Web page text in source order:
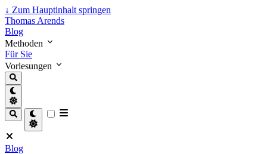
↓ Zum Hauptinhalt springen
Thomas Arends
Blog
Methoden
Für Sie
Vorlesungen
Blog